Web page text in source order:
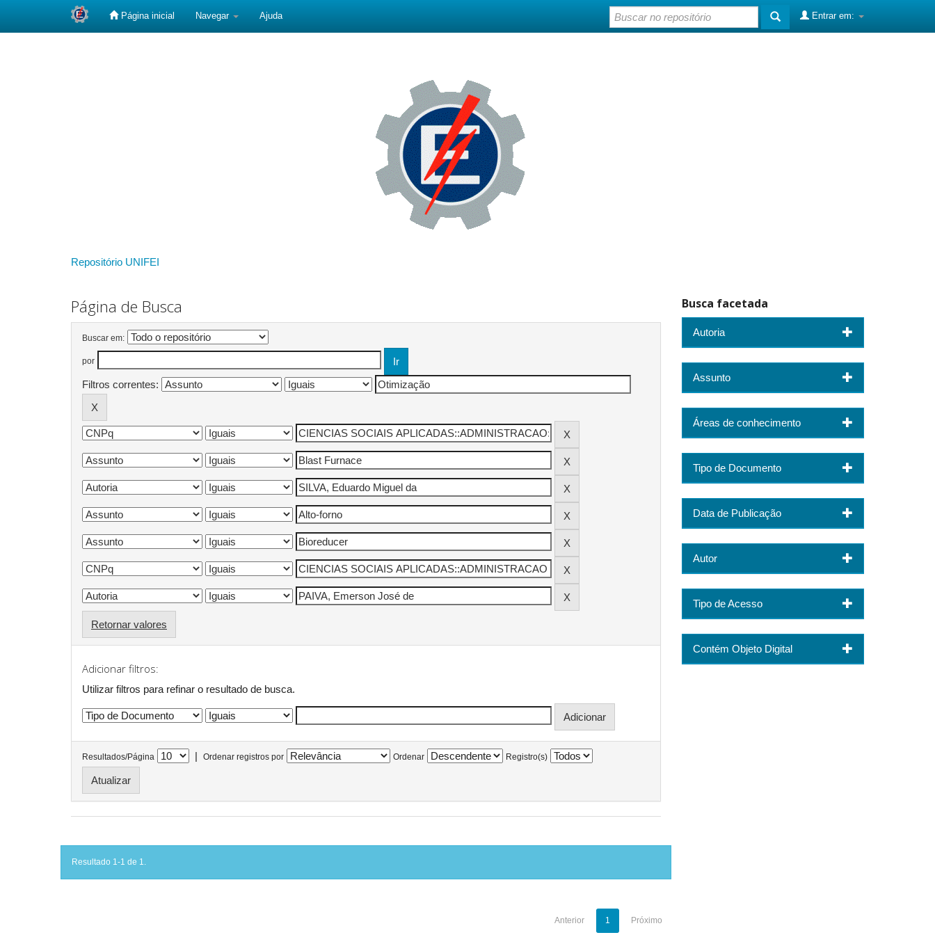
Página inicial Navegar Ajuda Entrar em:
Repositório UNIFEI
Página de Busca
Buscar em:
por
Filtros correntes:
Retornar valores
Adicionar filtros:
Utilizar filtros para refinar o resultado de busca.
Resultados/Página | Ordenar registros por Ordenar Registro(s)
Resultado 1-1 de 1.
Anterior 1 Próximo
Busca facetada
Autoria
Assunto
Áreas de conhecimento
Tipo de Documento
Data de Publicação
Autor
Tipo de Acesso
Contém Objeto Digital